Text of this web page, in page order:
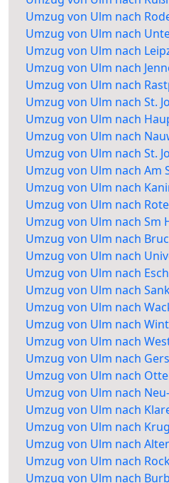
Umzug von Ulm nach
Umzug von Ulm nach
Umzug von Ulm nach
Umzug von Ulm nach
Umzug von Ulm nach
Umzug von Ulm nach St.
Umzug von Ulm nach
Umzug von Ulm nach
Umzug von Ulm nach St.
Umzug von Ulm nach Am
Umzug von Ulm nach
Umzug von Ulm nach
Umzug von Ulm nach Sm
Umzug von Ulm nach
Umzug von Ulm nach
Umzug von Ulm nach
Umzug von Ulm nach
Umzug von Ulm nach
Umzug von Ulm nach
Umzug von Ulm nach
Umzug von Ulm nach
Umzug von Ulm nach
Umzug von Ulm nach
Umzug von Ulm nach
Umzug von Ulm nach
Umzug von Ulm nach
Umzug von Ulm nach
Umzug von Ulm nach